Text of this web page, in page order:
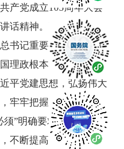
产党成立 105周年大会
话精神。强调要深刻领
书记重要讲话蕴含的百
理政根本逻辑，深学细
平党建思想，弘扬伟大
牢牢把握新时代新征
须”明确要求，持续深化
不断提高政治判断力、